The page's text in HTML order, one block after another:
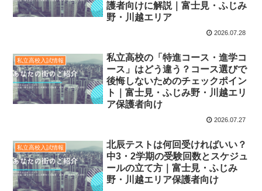
護者向けに解説｜富士見・ふじみ
野・川越エリア
2026.07.28
私立高校入試情報
私立高校の「特進コース・進学コ
ース」はどう違う？コース選びで
後悔しないためのチェックポイン
ト｜富士見・ふじみ野・川越エリ
ア保護者向け
2026.07.27
私立高校入試情報
北辰テストは何回受ければいい？
中3・2学期の受験回数とスケジュ
ールの立て方｜富士見・ふじみ
野・川越エリア保護者向け